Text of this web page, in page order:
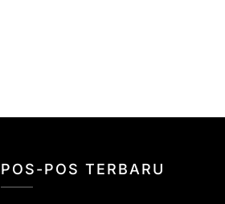
POS-POS TERBARU